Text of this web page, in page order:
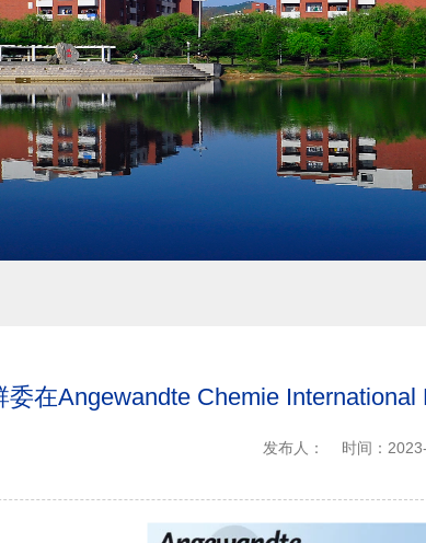
委在Angewandte Chemie
发布人： 时间：